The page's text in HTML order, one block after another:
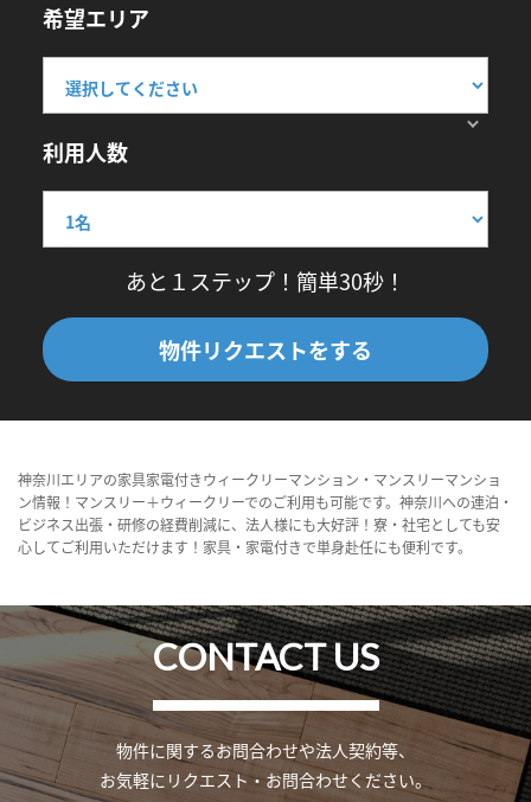
希望エリア
利用人数
あと１ステップ！簡単30秒！
物件リクエストをする
神奈川エリアの家具家電付きウィークリーマンション・マンスリーマンショ
ン情報！マンスリー＋ウィークリーでのご利用も可能です。神奈川への連泊・
ビジネス出張・研修の経費削減に、法人様にも大好評！寮・社宅としても安
心してご利用いただけます！家具・家電付きで単身赴任にも便利です。
CONTACT US
物件に関するお問合わせや法人契約等、
お気軽にリクエスト・お問合わせください。